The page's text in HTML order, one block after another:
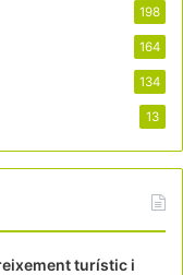
198
164
134
13
turístic i